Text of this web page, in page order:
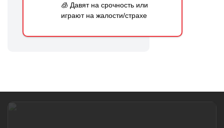
🧊 Давят на срочность или
играют на жалости/страхе